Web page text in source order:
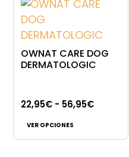
OWNAT CARE DOG
DERMATOLOGIC
22,95€ - 56,95€Rango
precios:
VER OPCIONES
producto